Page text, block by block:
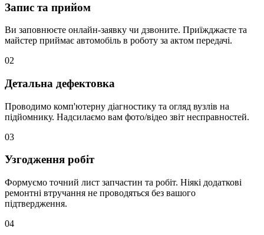
Запис та прийом
Ви заповнюєте онлайн-заявку чи дзвоните. Приїжджаєте та
майстер приймає автомобіль в роботу за актом передачі.
02
Детальна дефектовка
Проводимо комп'ютерну діагностику та огляд вузлів на
підйомнику. Надсилаємо вам фото/відео звіт несправностей.
03
Узгодження робіт
Формуємо точний лист запчастин та робіт. Ніякі додаткові
ремонтні втручання не проводяться без вашого
підтвердження.
04